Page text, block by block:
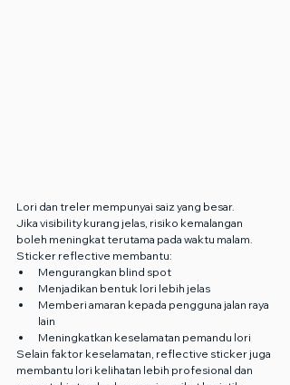
Lori dan treler mempunyai saiz yang besar.
Jika visibility kurang jelas, risiko kemalangan
boleh meningkat terutama pada waktu malam.
Sticker reflective membantu:
Mengurangkan blind spot
Menjadikan bentuk lori lebih jelas
Memberi amaran kepada pengguna jalan raya
lain
Meningkatkan keselamatan pemandu lori
Selain faktor keselamatan, reflective sticker juga
membantu lori kelihatan lebih profesional dan